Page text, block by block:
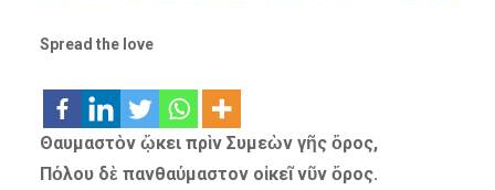
Spread the love
Θαυμαστὸν ᾤκει πρὶν Συμεὼν γῆς ὄρος,
Πόλου δὲ πανθαύμαστον οἰκεῖ νῦν ὄρος.